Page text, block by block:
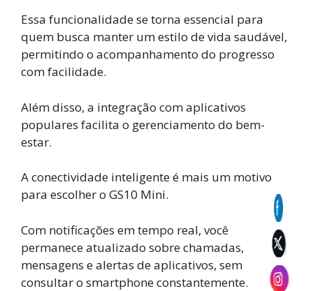
Essa funcionalidade se torna essencial para
quem busca manter um estilo de vida saudável,
permitindo o acompanhamento do progresso
com facilidade.
Além disso, a integração com aplicativos
populares facilita o gerenciamento do bem-
estar.
A conectividade inteligente é mais um motivo
para escolher o GS10 Mini.
Com notificações em tempo real, você
permanece atualizado sobre chamadas,
mensagens e alertas de aplicativos, sem
consultar o smartphone constantemente.